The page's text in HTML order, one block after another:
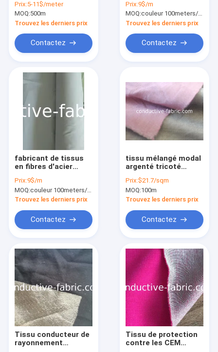
bloquant les
radiofréquences et
les ondes
électromagnétiques
Prix:5-11$/meter
MOQ:500m
Trouvez les derniers prix
Contactez
vêtements
Prix:9$/m
MOQ:couleur 100meters/per/petit pain
Trouvez les derniers prix
Contactez
fabricant de tissus
en fibres d'acier
conducteurs anti-
EMF
Prix:9$/m
MOQ:couleur 100meters/per/petit pain
Trouvez les derniers prix
Contactez
tissu mélangé modal
argenté tricoté
d'emf pour la sangle
ventrale
Prix:$21.7/sqm
MOQ:100m
Trouvez les derniers prix
Contactez
Tissu conducteur de
rayonnement
Tissu de protection
contre les CEM